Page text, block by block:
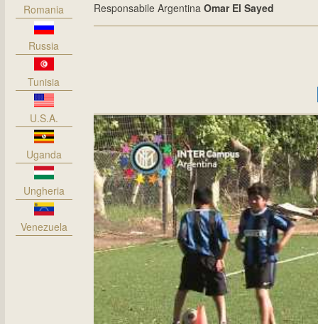
Romania
Russia
Tunisia
U.S.A.
Uganda
Ungheria
Venezuela
Responsabile Argentina Omar El Sayed